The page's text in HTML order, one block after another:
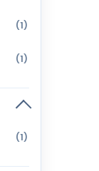
(1)
(1)
(1)